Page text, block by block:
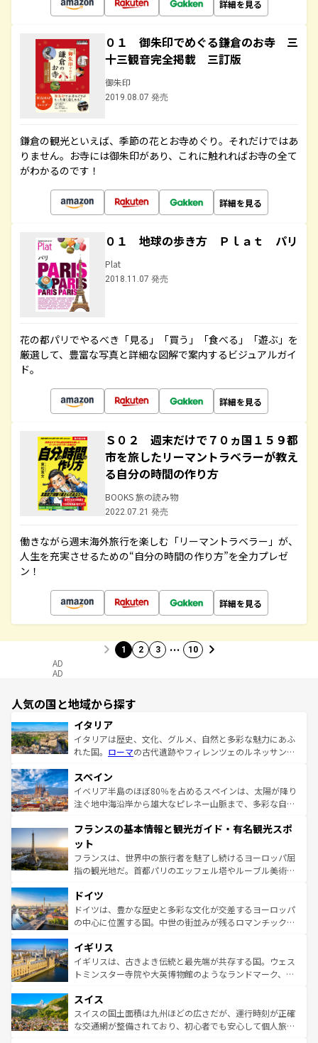
詳細を見る
０１ 御朱印でめぐる鎌倉のお寺 三
十三観音完全掲載 三訂版
御朱印
2019.08.07 発売
鎌倉の観光といえば、季節の花とお寺めぐり。それだけではあ
りません。お寺には御朱印があり、これに触れればお寺の全て
がわかるのです！
詳細を見る
０１ 地球の歩き方 Ｐｌａｔ パリ
Plat
2018.11.07 発売
花の都パリでやるべき「見る」「買う」「食べる」「遊ぶ」を
厳選して、豊富な写真と詳細な図解で案内するビジュアルガイ
ド。
詳細を見る
Ｓ０２ 週末だけで７０ヵ国１５９都
市を旅したリーマントラベラーが教え
る自分の時間の作り方
BOOKS 旅の読み物
2022.07.21 発売
働きながら週末海外旅行を楽しむ「リーマントラベラー」が、
人生を充実させるための“自分の時間の作り方”を全力プレゼ
ン！
詳細を見る
1 2 3 … 10
AD
AD
人気の国と地域から探す
イタリア
イタリアは歴史、文化、グルメ、自然と多彩な魅力にあふ
れた国。 ローマの古代遺跡やフィレンツェのルネッサンス
ろん、トスカーナの美しい田園風景やアマルフィ海岸の絶
景など、自然景観も見逃せない。観光の合間には、本場の
ピザやパスタなど、絶品のイタリア料理を堪能することも
ませてくれるイタリアで、忘れられない旅をしてみよう！
なお、新着のイタリア情報は
しい。
スペイン
イベリア半島のほぼ80％を占めるスペインは、太陽が降り
注ぐ地中海沿岸から雄大なピレネー山脈まで、多彩な自然
文化が根付くこの国では、情熱的なフラメンコ、熱気あふ
れる闘牛、そして美味しいタパスが生活の一部となってい
る。首都マドリードの洗練された雰囲気や、バルセロナの
アートに溢れた街角から、地方では古代ローマ遺跡や中世
せる。地方によって風土や気候が異なるスペインはその個
性で訪れる人を魅了する。 なお、新着のスペイン情報は コ
ンテンツ一覧を参照してほしい。
フランスの基本情報と観光ガイド・有名観光スポ
ット
フランスは、世界中の旅行者を魅了し続けるヨーロッパ屈
指の観光地だ。首都パリのエッフェル塔やルーブル美術館
で、幅広い魅力が詰まっている。華麗な宮殿、歴史的な大
聖堂、美しいビーチ、そして豊かな自然が、訪れる者を心
から魅了する。また、フランスは美食の国としても知ら
いる。シャンパンの発祥地であるランス、プロヴァンスの
香り高いラベンダー畑など、多彩な楽しみ方が可能だ。さ
らに、パリ以外の地域にも魅力が溢れており、どの街角に
れる地方に足を運ぶとそれぞれで全く異なる文化を体験で
きるだろう。 なお、新着のフランス情報はコンテンツ一覧
を参照してほしい。
ドイツ
ドイツは、豊かな歴史と多彩な文化が交差するヨーロッパ
の中心に位置する国。中世の街並みが残るロマンチック街
顔を持つこの国は、どこを歩いても飽きることがない。ベ
ルリンの文化的活気、バイエルン州のアルプスの絶景、そ
してライン川沿いのワイン畑といった風景は必見。ビール
は、お酒好きな人にはぜひ体験してほしい。 なお、新着の
ドイツ情報はコンテンツ一覧を参照してほしい。
イギリス
イギリスは、古きよき伝統と最先端が共存する国。ウェス
トミンスター寺院や大英博物館のようなランドマーク、歴
リアごとに異なる魅力がある。また、優雅なアフタヌーン
ティー、ビール好きにはたまらない英国パブ、サッカー観
戦など、本場だからこそできる体験も豊富。イギリスを旅
スイス
スイスの国土面積は九州ほどの広さだが、運行時刻が正確
な交通網が整備されており、初心者でも安心して個人旅行